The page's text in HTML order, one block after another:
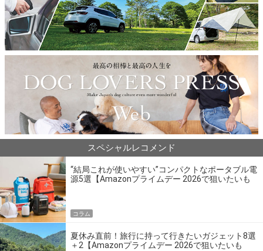
スペシャルレコメンド
“結局これが使いやすい”コンパクトなポータブル電
源5選【Amazonプライムデー 2026で狙いたいも
コラム
夏休み直前！旅行に持って行きたいガジェット8選
＋2【Amazonプライムデー 2026で狙いたいも